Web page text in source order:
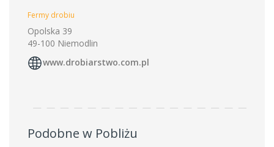
Fermy drobiu
Opolska 39
49-100 Niemodlin
www.drobiarstwo.com.pl
Podobne w Pobliżu